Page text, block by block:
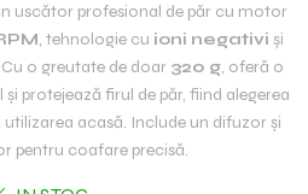
uscător profesional de păr cu motor
, tehnologie cu ioni negativi și
Cu o greutate de doar 320 g, oferă o
protejează firul de păr, fiind alegerea
utilizarea acasă. Include un difuzor și
pentru coafare precisă.